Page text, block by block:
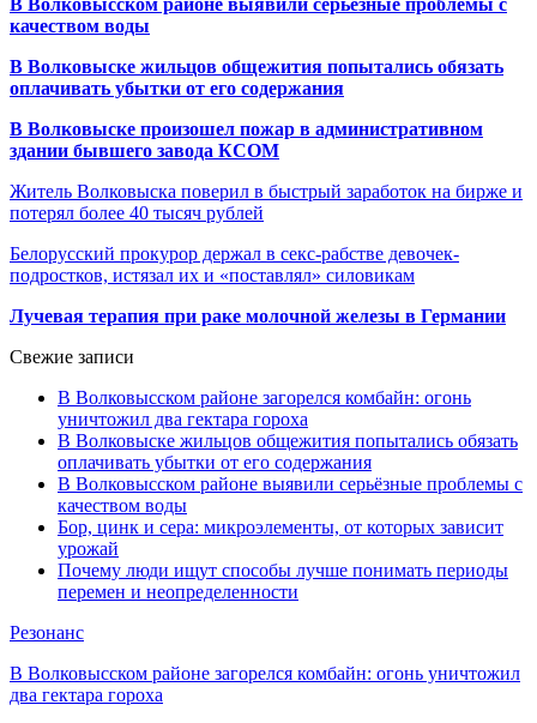
качеством воды
В Волковыске жильцов общежития попытались обязать
оплачивать убытки от его содержания
В Волковыске произошел пожар в административном
здании бывшего завода КСОМ
Житель Волковыска поверил в быстрый заработок на бирже и
потерял более 40 тысяч рублей
Белорусский прокурор держал в секс-рабстве девочек-
подростков, истязал их и «поставлял» силовикам
Лучевая терапия при раке молочной железы в Германии
Свежие записи
В Волковысском районе загорелся комбайн: огонь
уничтожил два гектара гороха
В Волковыске жильцов общежития попытались обязать
оплачивать убытки от его содержания
В Волковысском районе выявили серьёзные проблемы с
качеством воды
Бор, цинк и сера: микроэлементы, от которых зависит
урожай
Почему люди ищут способы лучше понимать периоды
перемен и неопределенности
Резонанс
В Волковысском районе загорелся комбайн: огонь уничтожил
два гектара гороха